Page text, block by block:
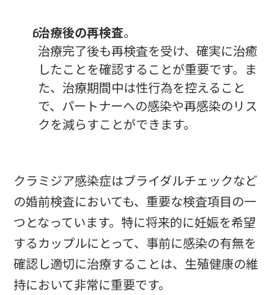
治療後の再検査。
治療完了後も再検査を受け、確実に治癒
したことを確認することが重要です。ま
た、治療期間中は性行為を控えること
で、パートナーへの感染や再感染のリス
クを減らすことができます。
クラミジア感染症はブライダルチェックなど
の婚前検査においても、重要な検査項目の一
つとなっています。特に将来的に妊娠を希望
するカップルにとって、事前に感染の有無を
確認し適切に治療することは、生殖健康の維
持において非常に重要です。